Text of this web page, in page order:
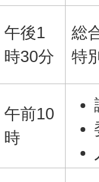
午後1
時30分
総
特
午前10
時